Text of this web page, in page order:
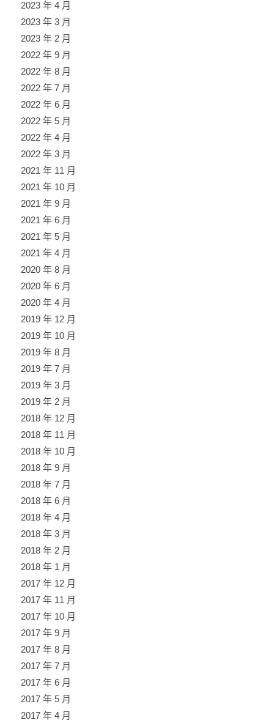
2023 年 4 月
2023 年 3 月
2023 年 2 月
2022 年 9 月
2022 年 8 月
2022 年 7 月
2022 年 6 月
2022 年 5 月
2022 年 4 月
2022 年 3 月
2021 年 11 月
2021 年 10 月
2021 年 9 月
2021 年 6 月
2021 年 5 月
2021 年 4 月
2020 年 8 月
2020 年 6 月
2020 年 4 月
2019 年 12 月
2019 年 10 月
2019 年 8 月
2019 年 7 月
2019 年 3 月
2019 年 2 月
2018 年 12 月
2018 年 11 月
2018 年 10 月
2018 年 9 月
2018 年 7 月
2018 年 6 月
2018 年 4 月
2018 年 3 月
2018 年 2 月
2018 年 1 月
2017 年 12 月
2017 年 11 月
2017 年 10 月
2017 年 9 月
2017 年 8 月
2017 年 7 月
2017 年 6 月
2017 年 5 月
2017 年 4 月